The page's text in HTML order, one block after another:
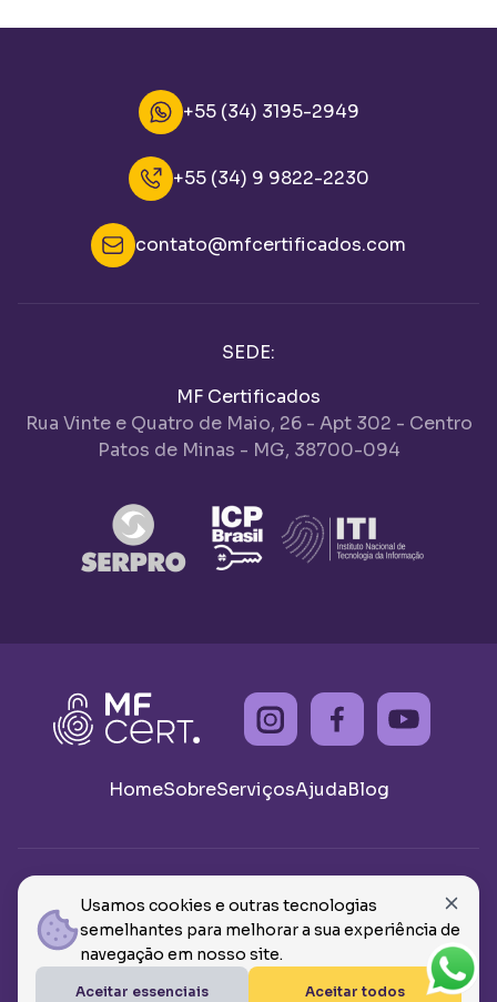
Usamos cookies e outras tecnologias
semelhantes para melhorar a sua experiência de
navegação em nosso site.
Aceitar essenciais Aceitar todos
+55 (34) 3195-2949
+55 (34) 9 9822-2230
contato@mfcertificados.com
SEDE:
MF Certificados
Rua Vinte e Quatro de Maio, 26 - Apt 302 - Centro
Patos de Minas - MG, 38700-094
HomeSobreServiçosAjudaBlog
© 2026 - Todos os direitos reservados MF CERTIFICADOS
E ASSESSORIAS, CNPJ: 46.908.359/0001-62
Termos de Uso Política de Privacidade
VOLTAR AO TOPO